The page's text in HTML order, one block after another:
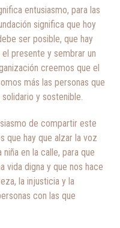
entusiasmo, para las
significa que hoy
ser posible, que hay
presente y sembrar un
creemos que el
más las personas que
y sostenible.
de compartir este
que hay que alzar la voz
niña en la calle, para que
vida digna y que nos hace
la injusticia y la
con las que